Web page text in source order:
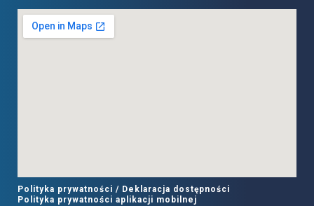
Polityka prywatności / Deklaracja dostępności
Polityka prywatności aplikacji mobilnej